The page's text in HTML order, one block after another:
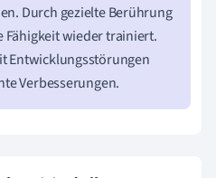
Durch gezielte Berührung
Fähigkeit wieder trainiert.
Entwicklungsstörungen
Verbesserungen.